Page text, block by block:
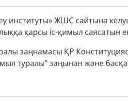
ЖШС сайтына
қарсы іс-қимыл саясатын
заңнамасы ҚР
туралы” заңынан және басқа